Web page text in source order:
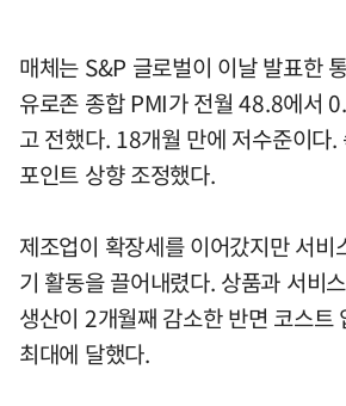
매체는 S&P 글로벌이 이날 발표한
유로존 종합 PMI가 전월 48.8에서
고 전했다. 18개월 만에 저수준이다
포인트 상향 조정했다.
제조업이 확장세를 이어갔지만 서비
기 활동을 끌어내렸다. 상품과 서비
생산이 2개월째 감소한 반면 코스트
최대에 달했다.